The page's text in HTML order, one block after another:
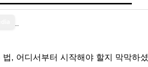
, 어디서부터 시작해야 할지 막막하셨